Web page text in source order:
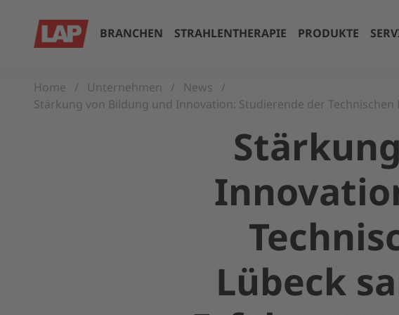
BRANCHEN STRAHLENTHERAPIE PRODUKTE
Home Unternehmen
News
Stärkung von Bildung und Innovation: Studierende der
Lübeck